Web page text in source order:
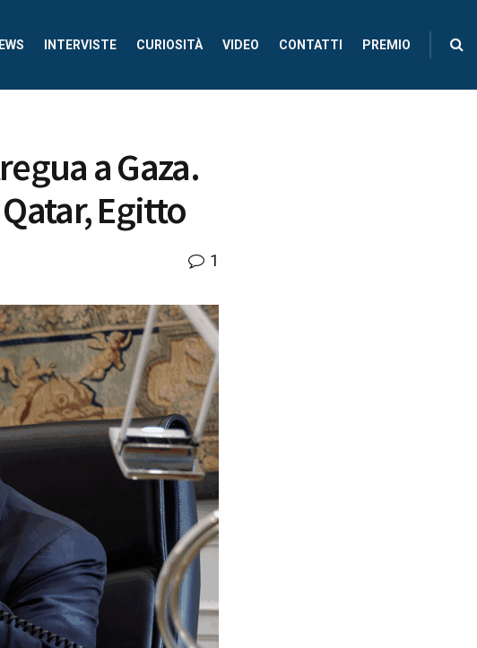
INTERVISTE CURIOSITÀ VIDEO CONTATTI PREMIO
a Gaza.
Egitto
1